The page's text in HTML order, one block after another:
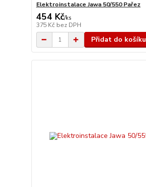
Elektroinstalace Jawa 50/550 Pařez
454 Kč/ks
375 Kč bez DPH
Přidat do košíku